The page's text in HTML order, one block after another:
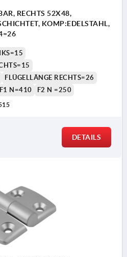
RECHTS 52X48,
KOMP:EDELSTAHL,
FLÜGELLÄNGE RECHTS=26
F1 N=410 F2 N =250
DETAILS